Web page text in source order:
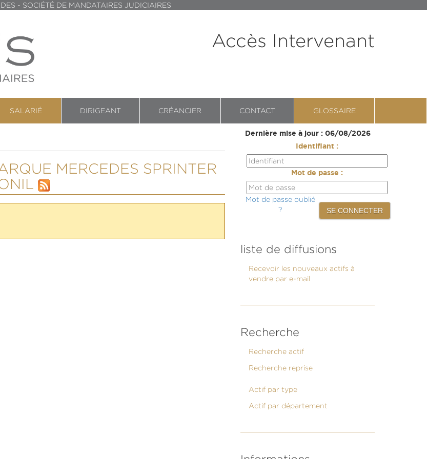
- SOCIÉTÉ DE MANDATAIRES JUDICIAIRES
Accès Intervenant
SALARIÉ DIRIGEANT CRÉANCIER CONTACT GLOSSAIRE
Dernière mise à jour : 06/08/2026
Identifiant :
Mot de passe :
Mot de passe oublié
?
liste de diffusions
Recevoir les nouveaux actifs à
vendre par e-mail
Recherche
Recherche actif
Recherche reprise
Actif par type
Actif par département
MERCEDES SPRINTER